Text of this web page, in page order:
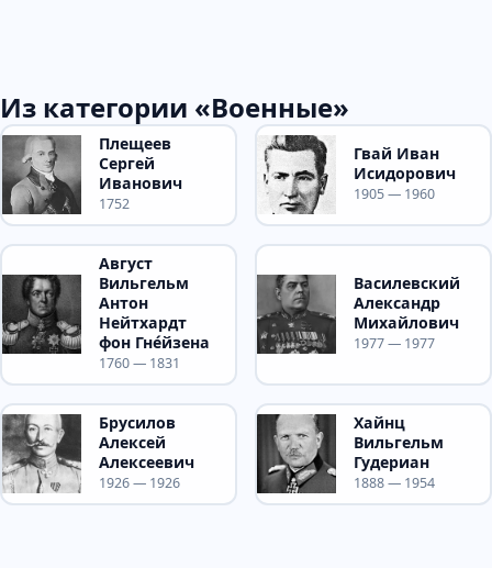
Из категории «Военные»
Плещеев
Сергей
Иванович
1752
Гвай Иван
Исидорович
1905 — 1960
Август
Вильгельм
Антон
Нейтхардт
фон Гне́йзена
1760 — 1831
Василевский
Александр
Михайлович
1977 — 1977
Брусилов
Алексей
Алексеевич
1926 — 1926
Хайнц
Вильгельм
Гудериан
1888 — 1954